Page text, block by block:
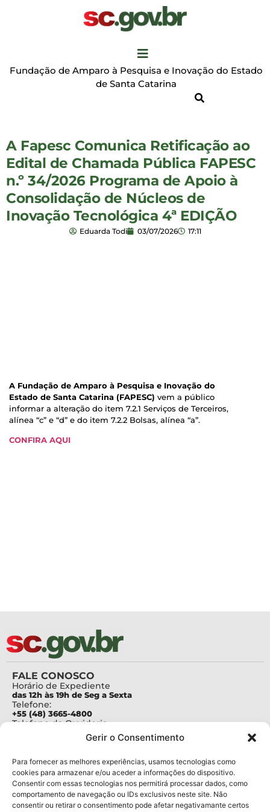
Gerir o Consentimento
Para fornecer as melhores experiências, usamos tecnologias como
cookies para armazenar e/ou aceder a informações do dispositivo.
Consentir com essas tecnologias nos permitirá processar dados, como
comportamento de navegação ou IDs exclusivos neste site. Não
consentir ou retirar o consentimento pode afetar negativamante certos
Fundação de Amparo à Pesquisa e Inovação do Estado
de Santa Catarina
A Fapesc Comunica Retificação ao
Edital de Chamada Pública FAPESC
n.º 34/2026 Programa de Apoio à
Consolidação de Núcleos de
Inovação Tecnológica 4ª EDIÇÃO
Eduarda Todi 03/07/2026 17:11
A Fundação de Amparo à Pesquisa e Inovação do
Estado de Santa Catarina (FAPESC) vem a público
informar a alteração do item 7.2.1 Serviços de Terceiros,
alínea “c” e “d” e do item 7.2.2 Bolsas, alínea “a”.
CONFIRA AQUI
FALE CONOSCO
Horário de Expediente
das 12h às 19h de Seg a Sexta
Telefone:
+55 (48) 3665-4800
Telefone da Ouvidoria
Para assuntos relacionados à Pesquisa
pesquisa@fapesc.sc.gov.br
Para assuntos relacionados à Inovação
inovacao@fapesc.sc.gov.br
Para assuntos relacionados à Bolsas
bolsas@fapesc.sc.gov.br